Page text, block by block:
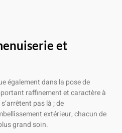
et
également dans la pose de
raffinement et caractère à
pas là ; de
extérieur, chacun de
grand soin.